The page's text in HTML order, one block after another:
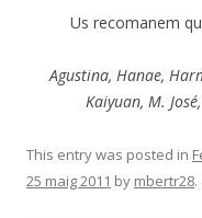
Us recomanem
Agustina, Hanae,
Kaiyuan, M.
This entry was posted in
25 maig 2011 by mbertr28.